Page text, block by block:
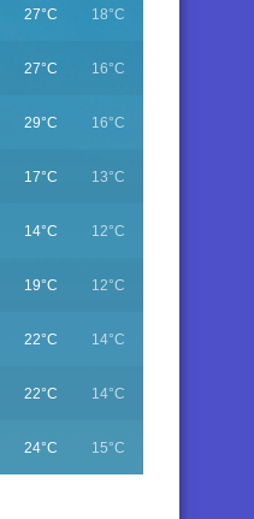
27°C 18°C
27°C 16°C
29°C 16°C
17°C 13°C
14°C 12°C
19°C 12°C
22°C 14°C
22°C 14°C
24°C 15°C